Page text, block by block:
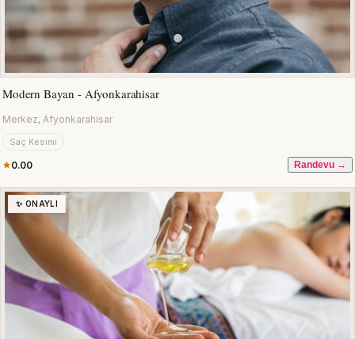
Modern Bayan - Afyonkarahisar
Merkez, Afyonkarahisar
Saç Kesimi
0.00 Randevu →
✨ ONAYLI